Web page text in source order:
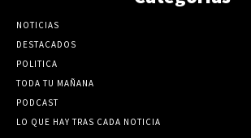
NOTICIAS
DESTACADOS
POLITICA
TODA TU MAÑANA
PODCAST
LO QUE HAY TRAS CADA NOTICIA